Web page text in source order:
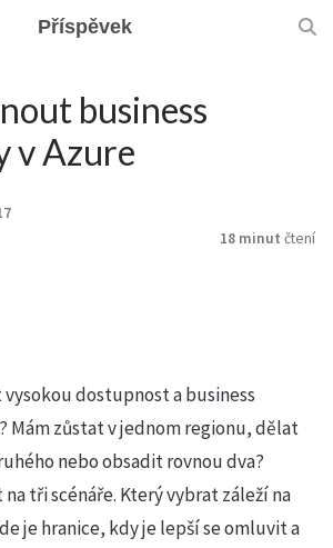
Příspěvek
business
v Azure
18 minut čtení
dostupnost a business
Mám zůstat v jednom regionu, dělat
nebo obsadit rovnou dva?
tři scénáře. Který vybrat záleží na
je hranice, kdy je lepší se omluvit a